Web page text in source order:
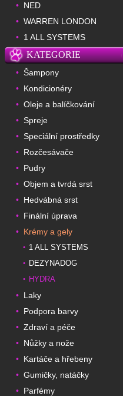
• NED
• WARREN LONDON
• 1 ALL SYSTEMS
KATEGORIE
• Šampony
• Kondicionéry
• Oleje a balíčkování
• Spreje
• Speciální prostředky
• Rozčesávače
• Pudry
• Objem a tvrdá srst
• Hedvábná srst
• Finální úprava
• Krémy a gely
• 1 ALL SYSTEMS
• DEZYNADOG
• HYDRA
• Laky
• Podpora barvy
• Zdraví a péče
• Nůžky a nože
• Kartáče a hřebeny
• Gumičky, natáčky
• Parfémy